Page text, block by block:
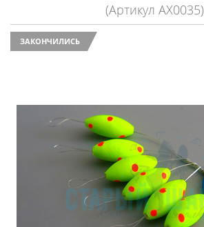
(Артикул АХ0035)
ЗАКОНЧИЛИСЬ